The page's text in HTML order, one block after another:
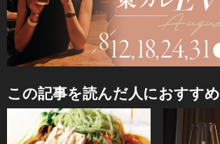
この記事を読んだ人におすすめ